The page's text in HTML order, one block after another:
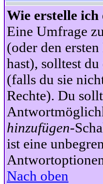
Wie erstelle ich
Eine Umfrage
(oder den
hast), solltest du
(falls du sie
Rechte). Du
hinzufügen-
ist eine
Nach oben